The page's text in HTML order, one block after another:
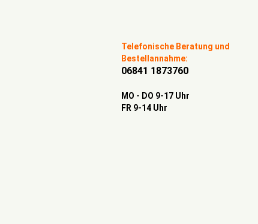
Telefonische Beratung und
Bestellannahme:
06841 1873760
MO - DO 9-17 Uhr
FR 9-14 Uhr